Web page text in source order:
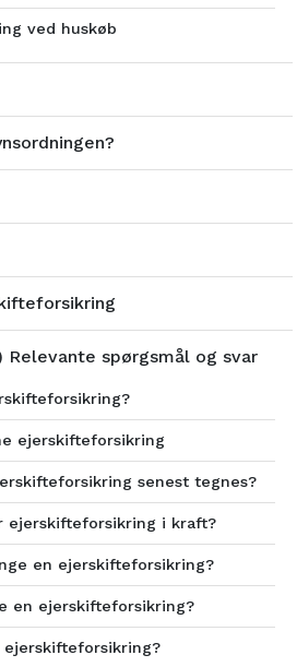
ved huskøb
Relevante spørgsmål og svar
ejerskifteforsikring
senest tegnes?
ejerskifteforsikring i kraft?
en ejerskifteforsikring?
en ejerskifteforsikring?
ejerskifteforsikring?